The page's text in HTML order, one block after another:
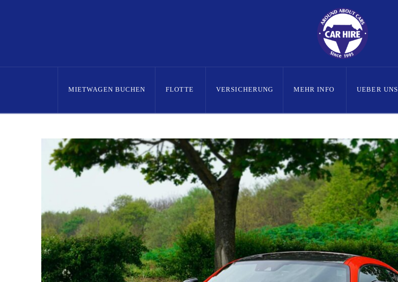
MIETWAGEN BUCHEN FLOTTE VERSICHERUNG MEHR INFO UEBER UNS